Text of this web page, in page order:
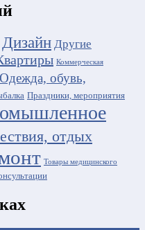
Дизайн Другие
Коммерческая
Одежда, обувь,
Праздники, мероприятия
отдых
Товары медицинского